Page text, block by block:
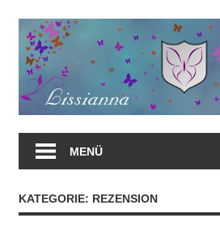
springen
MENÜ
KATEGORIE: REZENSION